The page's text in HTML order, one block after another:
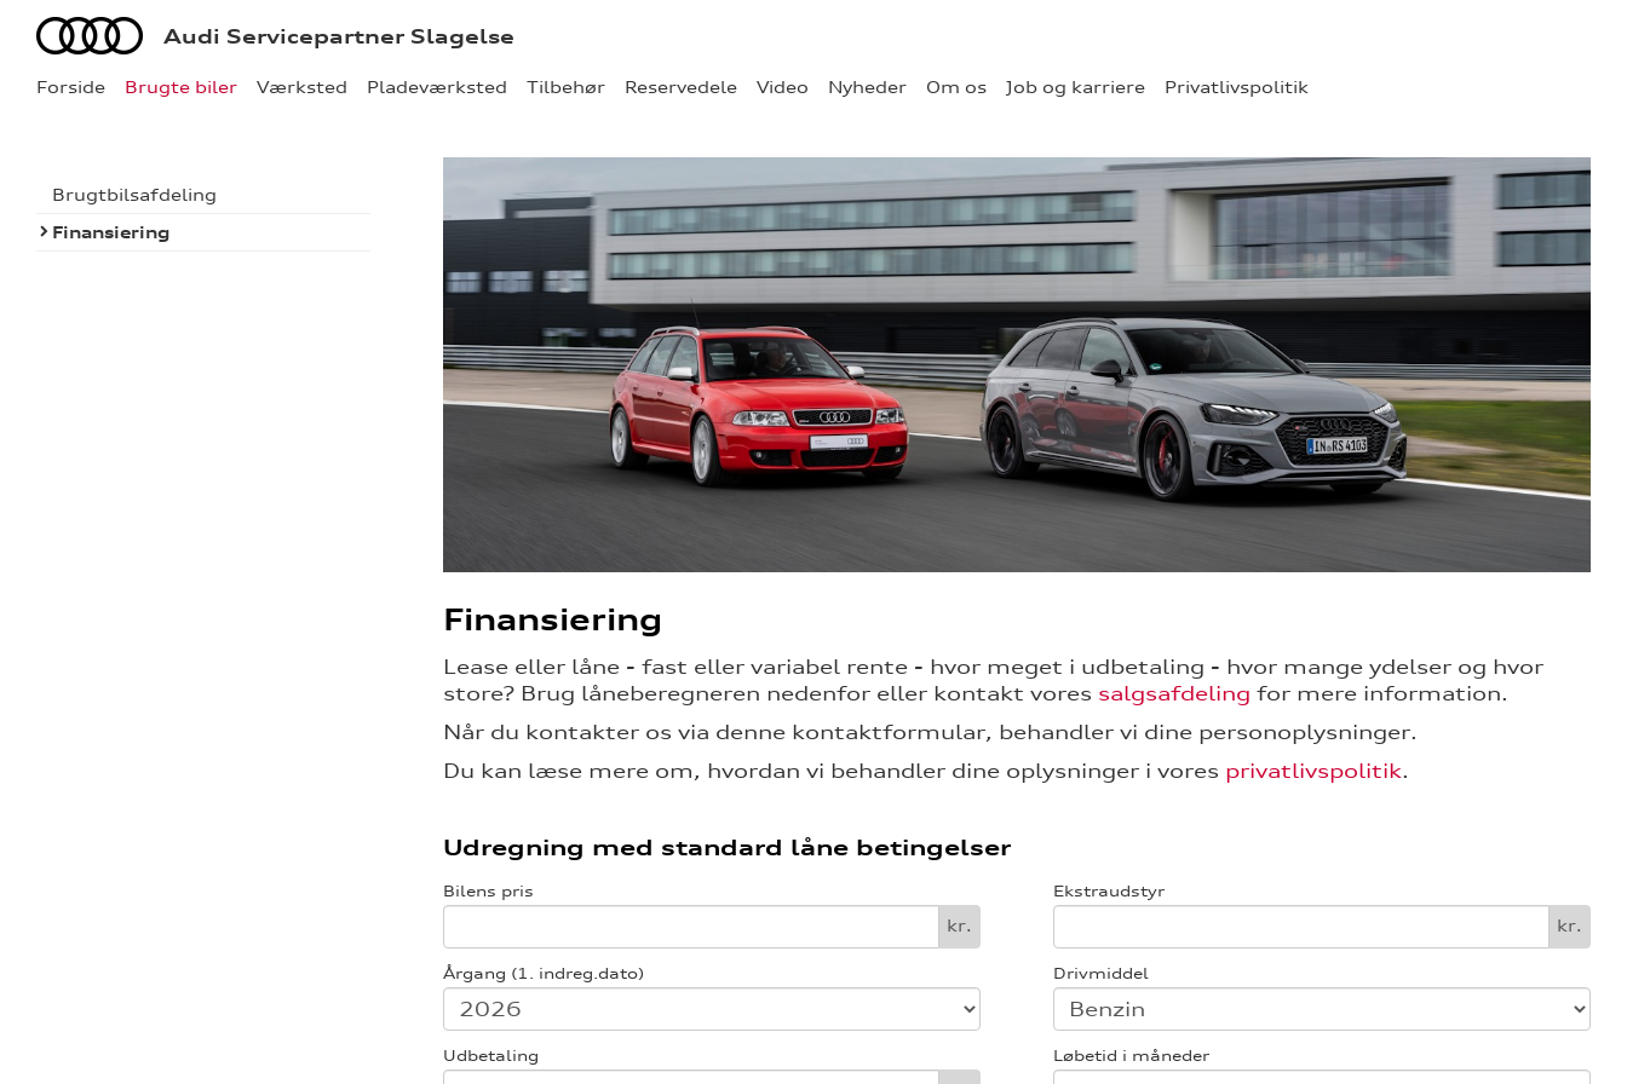
Forside Brugte biler Værksted Pladeværksted Tilbehør Reservedele Video Nyheder Om os Job og karriere Privatlivspolitik
Audi Audi Servicepartner Slagelse
Brugtbilsafdeling
Finansiering
Finansiering
Lease eller låne - fast eller variabel rente - hvor meget i udbetaling - hvor mange ydelser og hvor
store? Brug låneberegneren nedenfor eller kontakt vores salgsafdeling for mere information.
Når du kontakter os via denne kontaktformular, behandler vi dine personoplysninger.
Du kan læse mere om, hvordan vi behandler dine oplysninger i vores privatlivspolitik.
Udregning med standard låne betingelser
Bilens pris
kr.
Ekstraudstyr
kr.
Årgang (1. indreg.dato) Drivmiddel
Udbetaling Løbetid i måneder